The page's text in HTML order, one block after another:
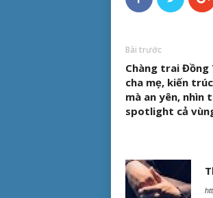
Bài trước
Chàng trai Đồng
cha mẹ, kiến
mà an yên, nhìn
spotlight cả